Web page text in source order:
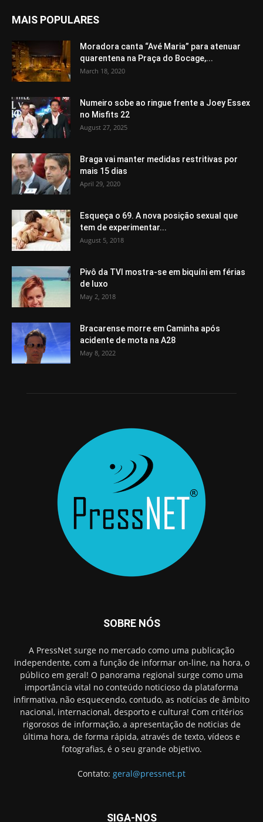
MAIS POPULARES
Moradora canta “Avé Maria” para atenuar
quarentena na Praça do Bocage,...
March 18, 2020
Numeiro sobe ao ringue frente a Joey Essex
no Misfits 22
August 27, 2025
Braga vai manter medidas restritivas por
mais 15 dias
April 29, 2020
Esqueça o 69. A nova posição sexual que
tem de experimentar...
August 5, 2018
Pivô da TVI mostra-se em biquíni em férias
de luxo
May 2, 2018
Bracarense morre em Caminha após
acidente de mota na A28
May 8, 2022
SOBRE NÓS
A PressNet surge no mercado como uma publicação
independente, com a função de informar on-line, na hora, o
público em geral! O panorama regional surge como uma
importância vital no conteúdo noticioso da plataforma
infirmativa, não esquecendo, contudo, as notícias de âmbito
nacional, internacional, desporto e cultura! Com critérios
rigorosos de informação, a apresentação de noticias de
última hora, de forma rápida, através de texto, vídeos e
fotografias, é o seu grande objetivo.
Contato: geral@pressnet.pt
SIGA-NOS